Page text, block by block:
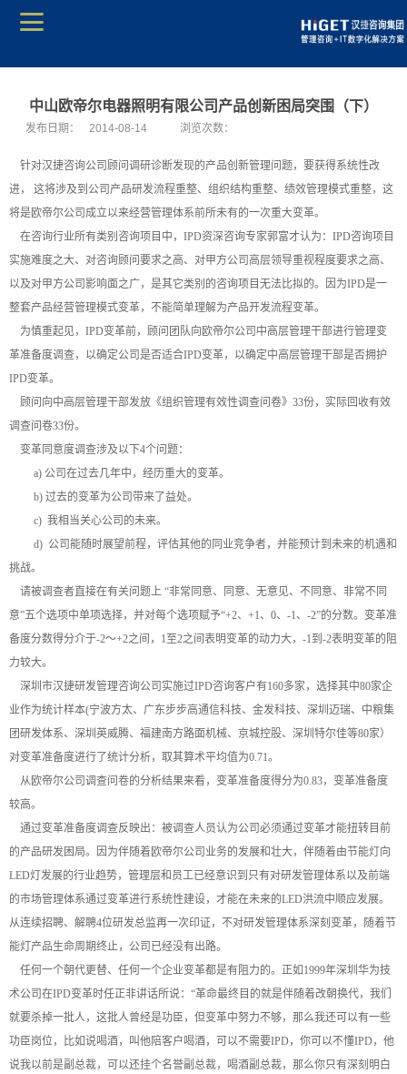
中山欧帝尔电器照明有限公司产品创新困局突围（下）
发布日期： 2014-08-14 浏览次数：
针对汉捷咨询公司顾问调研诊断发现的产品创新管理问题，要获得系统性改
进， 这将涉及到公司产品研发流程重整、组织结构重整、绩效管理模式重整，这
将是欧帝尔公司成立以来经营管理体系前所未有的一次重大变革。
在咨询行业所有类别咨询项目中，IPD资深咨询专家郭富才认为：IPD咨询项目
实施难度之大、对咨询顾问要求之高、对甲方公司高层领导重视程度要求之高、
以及对甲方公司影响面之广，是其它类别的咨询项目无法比拟的。因为IPD是一
整套产品经营管理模式变革，不能简单理解为产品开发流程变革。
为慎重起见，IPD变革前，顾问团队向欧帝尔公司中高层管理干部进行管理变
革准备度调查，以确定公司是否适合IPD变革，以确定中高层管理干部是否拥护
IPD变革。
顾问向中高层管理干部发放《组织管理有效性调查问卷》33份，实际回收有效
调查问卷33份。
变革同意度调查涉及以下4个问题：
a) 公司在过去几年中，经历重大的变革。
b) 过去的变革为公司带来了益处。
c) 我相当关心公司的未来。
d) 公司能随时展望前程，评估其他的同业竞争者，并能预计到未来的机遇和
挑战。
请被调查者直接在有关问题上 “非常同意、同意、无意见、不同意、非常不同
意”五个选项中单项选择，并对每个选项赋予“+2、+1、0、-1、-2”的分数。变革准
备度分数得分介于-2～+2之间，1至2之间表明变革的动力大，-1到-2表明变革的阻
力较大。
深圳市汉捷研发管理咨询公司实施过IPD咨询客户有160多家，选择其中80家企
业作为统计样本(宁波方太、广东步步高通信科技、金发科技、深圳迈瑞、中粮集
团研发体系、深圳英威腾、福建南方路面机械、京城控股、深圳特尔佳等80家）
对变革准备度进行了统计分析，取其算术平均值为0.71。
从欧帝尔公司调查问卷的分析结果来看，变革准备度得分为0.83，变革准备度
较高。
通过变革准备度调查反映出：被调查人员认为公司必须通过变革才能扭转目前
的产品研发困局。因为伴随着欧帝尔公司业务的发展和壮大，伴随着由节能灯向
LED灯发展的行业趋势，管理层和员工已经意识到只有对研发管理体系以及前端
的市场管理体系通过变革进行系统性建设，才能在未来的LED洪流中顺应发展。
从连续招聘、解聘4位研发总监再一次印证，不对研发管理体系深刻变革，随着节
能灯产品生命周期终止，公司已经没有出路。
任何一个朝代更替、任何一个企业变革都是有阻力的。正如1999年深圳华为技
术公司在IPD变革时任正非讲话所说：“革命最终目的就是伴随着改朝换代，我们
就要杀掉一批人，这批人曾经是功臣，但变革中努力不够，那么我还可以有一些
功臣岗位，比如说喝酒，叫他陪客户喝酒，可以不需要IPD，你可以不懂IPD，他
说我以前是副总裁，可以还挂个名誉副总裁，喝酒副总裁，那么你只有深刻明白